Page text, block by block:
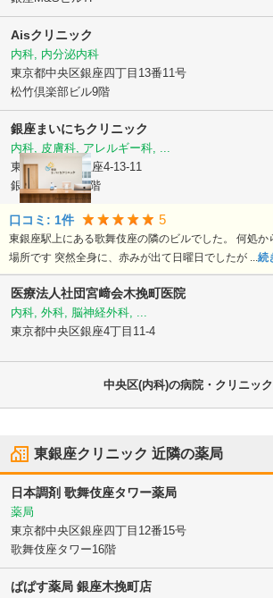
Aisクリニック
内科, 内分泌内科
東京都中央区銀座四丁目13番11号
松竹倶楽部ビル9階
銀座まいにちクリニック
内科, 皮膚科, アレルギー科, ...
東京都中央区
銀座4-13-11
銀座M&Sビル4階
口コミ: 1件 5
東銀座駅上にある歌舞伎座の隣のビルでした。 何処
場所です 突然全身に、赤みが出て日曜日でしたが ...続
医療法人社団宮﨑会木挽町医院
内科, 外科, 脳神経外科, ...
東京都中央区銀座4丁目11-4
中央区(内科)の病院・クリニッ
東銀座クリニック 近隣の薬局
日本調剤 歌舞伎座タワー薬局
薬局
東京都中央区銀座四丁目12番15号
歌舞伎座タワー16階
ぱぱす薬局 銀座木挽町店